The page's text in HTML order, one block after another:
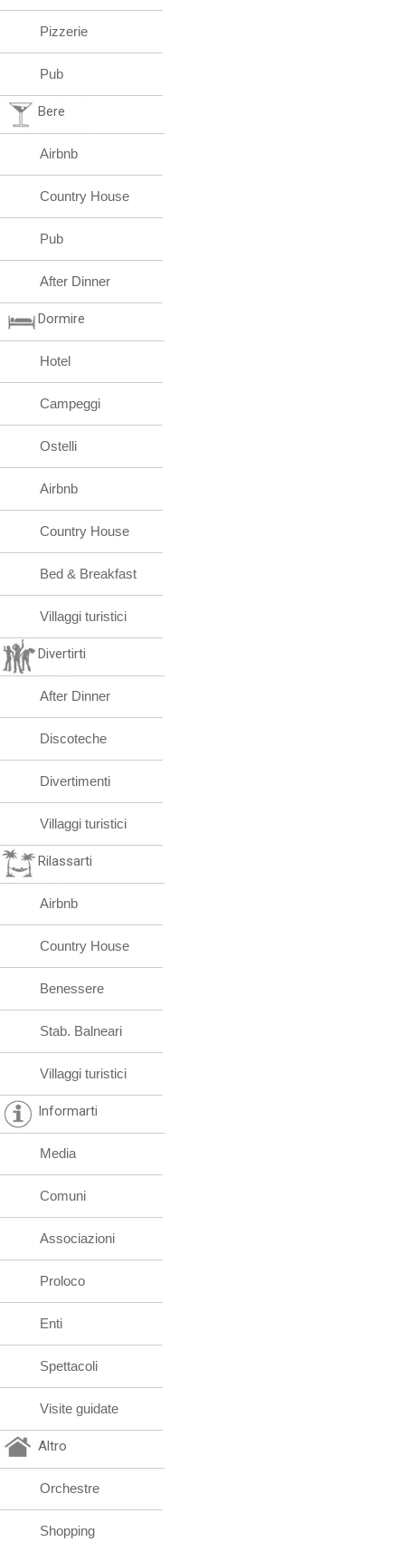
Pizzerie
Pub
Bere
Airbnb
Country House
Pub
After Dinner
Dormire
Hotel
Campeggi
Ostelli
Airbnb
Country House
Bed & Breakfast
Villaggi turistici
Divertirti
After Dinner
Discoteche
Divertimenti
Villaggi turistici
Rilassarti
Airbnb
Country House
Benessere
Stab. Balneari
Villaggi turistici
Informarti
Media
Comuni
Associazioni
Proloco
Enti
Spettacoli
Visite guidate
Altro
Orchestre
Shopping